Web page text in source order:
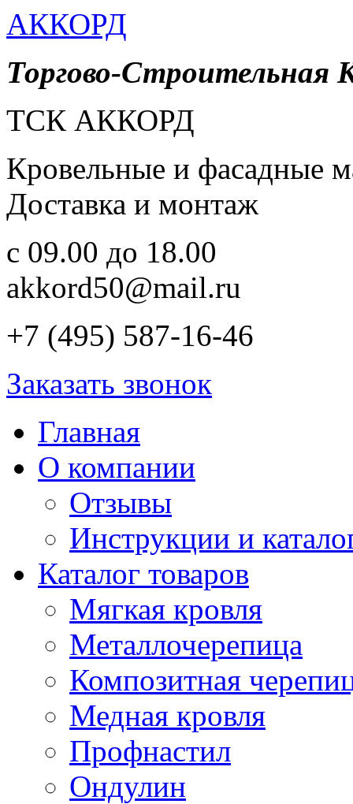
АККОРД
Торгово-Строительная
ТСК АККОРД
Кровельные и фасадные
Доставка и монтаж
c 09.00 до 18.00
akkord50@mail.ru
+7 (495) 587-16-46
Заказать звонок
Главная
О компании
Отзывы
Инструкции и
Каталог товаров
Мягкая кровля
Металлочерепица
Композитная
Медная кровля
Профнастил
Ондулин